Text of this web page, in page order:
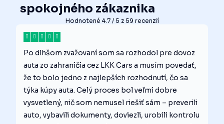
spokojného zákaznika
Hodnotené 4.7 / 5 z 59 recenzií
Po dlhšom zvažovaní som sa rozhodol pre dovoz
auta zo zahraničia cez LKK Cars a musím povedať,
že to bolo jedno z najlepších rozhodnutí, čo sa
týka kúpy auta. Celý proces bol veľmi dobre
vysvetlený, nič som nemusel riešiť sám – preverili
auto, vybavili dokumenty, doviezli, urobili kontrolu